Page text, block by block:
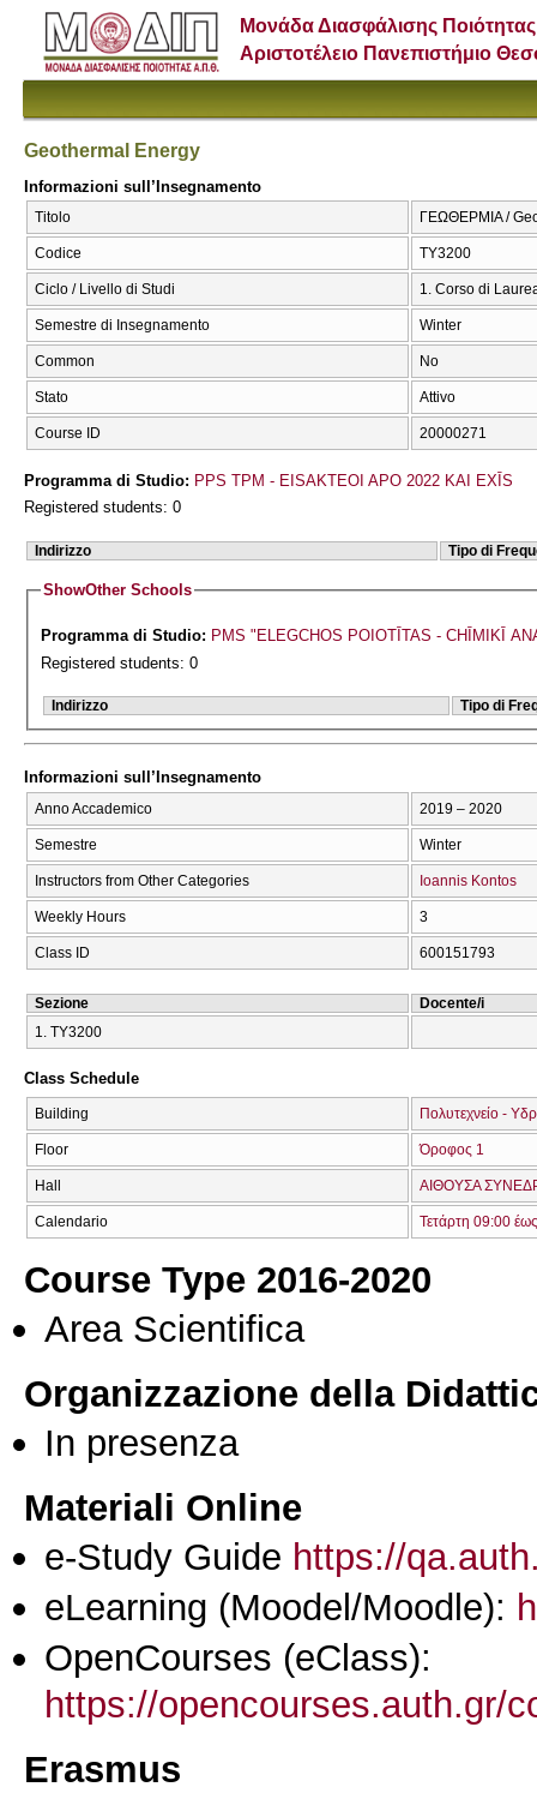
Μονάδα Διασφάλισης Ποιότητας
Αριστοτέλειο Πανεπιστήμιο
Geothermal Energy
Informazioni sull’Insegnamento
Titolo ΓΕΩΘΕΡΜΙΑ /
Codice ΤΥ3200
Ciclo / Livello di Studi 1. Corso di
Semestre di Insegnamento Winter
Common No
Stato Attivo
Course ID 20000271
Programma di Studio: PPS TPM - EISAKTEOI APO 2022 KAI EXĪS
Registered students: 0
Indirizzo Tipo di
ShowOther Schools
Programma di Studio: PMS "ELEGCΗOS POIOTĪTAS - CΗĪMIKĪ
Registered students: 0
Indirizzo Tipo di
Informazioni sull’Insegnamento
Anno Accademico 2019 – 2020
Semestre Winter
Instructors from Other Categories Ioannis Kontos
Weekly Hours 3
Class ID 600151793
Sezione
Docente/i
1. ΤΥ3200
Class Schedule
Building Πολυτεχνείο -
Floor Όροφος 1
Hall ΑΙΘΟΥΣΑ
Calendario Τετάρτη 09:00
Course Type 2016-2020
Area Scientifica
Organizzazione della
In presenza
Materiali Online
e-Study Guide https://
eLearning (Moodel/Moodle):
OpenCourses (eClass):
https://opencourses.auth.gr/
Erasmus